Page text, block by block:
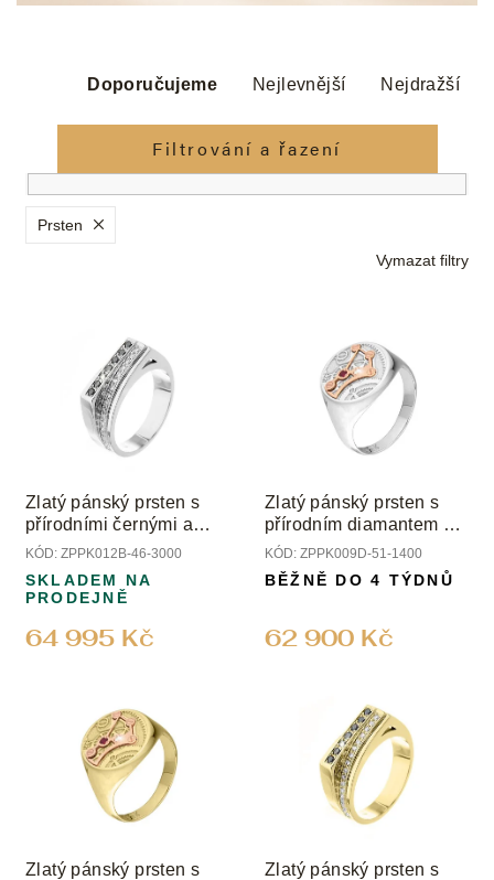
z
n
í
p
r
ů
Doporučujeme Nejlevnější Nejdražší
Filtrování a řazení
Prsten
Vymazat filtry
o
d
u
k
ů
Zlatý pánský prsten s
přírodními černými a
čirými diamanty
KÓD: ZPPK012B-46-3000
64 995 Kč
SKLADEM NA
PRODEJNĚ
Zlatý pánský prsten s
přírodním diamantem a
rubínem
KÓD: ZPPK009D-51-1400
62 900 Kč
BĚŽNĚ DO 4 TÝDNŮ
Zlatý pánský prsten s
Zlatý pánský prsten s